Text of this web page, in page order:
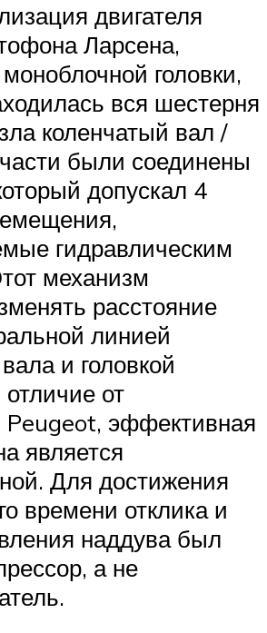
двигателя
Ларсена,
головки,
вся шестерня
коленчатый вал /
были соединены
допускал 4
гидравлическим
механизм
расстояние
линией
и головкой
от
Peugeot, эффективная
является
Для достижения
времени отклика и
наддува был
а не